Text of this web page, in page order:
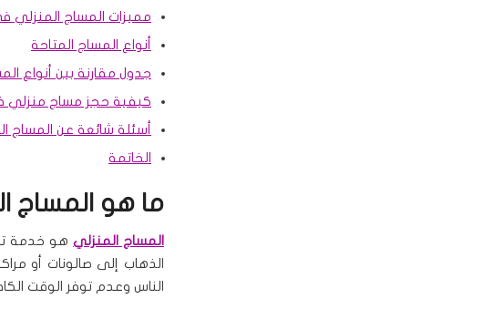
مميزات المساج المنزلي
أنواع المساج المتاحة
جدول مقارنة بين أنواع
كيفية حجز مساج منزلي
أسئلة شائعة عن المساج
الخاتمة
ما هو المساج
المساج المنزليهو خدمة
الذهاب إلى صالونات أو
الناس وعدم توفر الوقت